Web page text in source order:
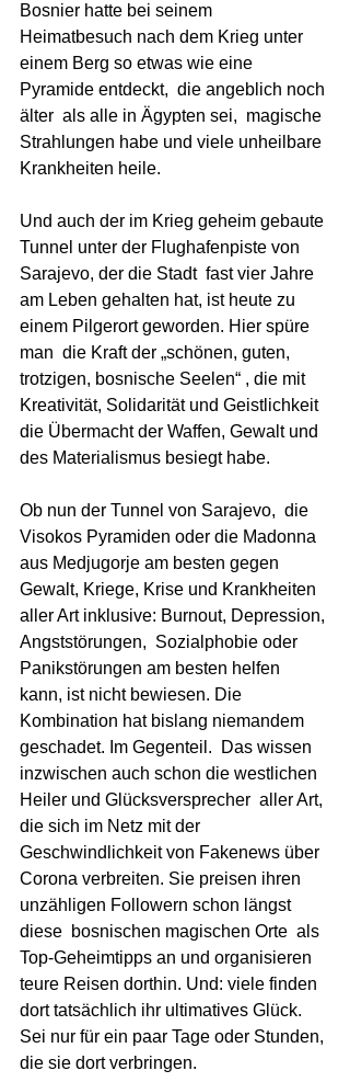
Bosnier hatte bei seinem
Heimatbesuch nach dem Krieg unter
einem Berg so etwas wie eine
Pyramide entdeckt,  die angeblich noch
älter  als alle in Ägypten sei,  magische
Strahlungen habe und viele unheilbare
Krankheiten heile.
Und auch der im Krieg geheim gebaute
Tunnel unter der Flughafenpiste von
Sarajevo, der die Stadt  fast vier Jahre
am Leben gehalten hat, ist heute zu
einem Pilgerort geworden. Hier spüre
man  die Kraft der „schönen, guten,
trotzigen, bosnische Seelen“ , die mit
Kreativität, Solidarität und Geistlichkeit
die Übermacht der Waffen, Gewalt und
des Materialismus besiegt habe.
Ob nun der Tunnel von Sarajevo,  die
Visokos Pyramiden oder die Madonna
aus Medjugorje am besten gegen
Gewalt, Kriege, Krise und Krankheiten
aller Art inklusive: Burnout, Depression,
Angststörungen,  Sozialphobie oder
Panikstörungen am besten helfen
kann, ist nicht bewiesen. Die
Kombination hat bislang niemandem
geschadet. Im Gegenteil.  Das wissen
inzwischen auch schon die westlichen
Heiler und Glücksversprecher  aller Art,
die sich im Netz mit der
Geschwindlichkeit von Fakenews über
Corona verbreiten. Sie preisen ihren
unzähligen Followern schon längst
diese  bosnischen magischen Orte  als
Top-Geheimtipps an und organisieren
teure Reisen dorthin. Und: viele finden
dort tatsächlich ihr ultimatives Glück.
Sei nur für ein paar Tage oder Stunden,
die sie dort verbringen.